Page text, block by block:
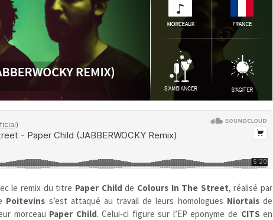
le remix du titre Paper Child de Colours In The Street, réalisé par
Poitevins s’est attaqué au travail de leurs homologues Niortaisde
morceau Paper Child. Celui-ci figure sur l’EP eponyme de CITS en